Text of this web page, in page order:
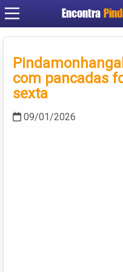
Encontra
com pancadas
sexta
09/01/2026